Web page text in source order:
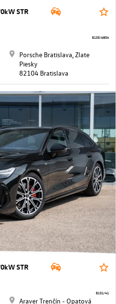
STR
Porsche Bratislava, Zlate
Piesky
82104 Bratislava
8135/6804
STR
Araver Trenčín - Opatová
8131/41